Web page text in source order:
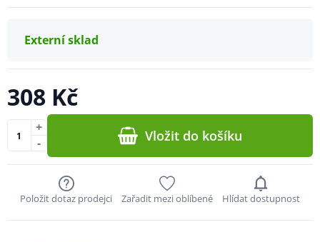
Externí sklad
308 Kč
-
+ Vložit do košíku
Položit dotaz prodejci Zařadit mezi oblíbené Hlídat dostupnost